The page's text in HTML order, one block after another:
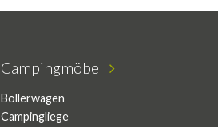
Campingmöbel
Bollerwagen
Campingliege